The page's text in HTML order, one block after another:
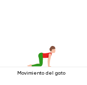
Movimiento del gato